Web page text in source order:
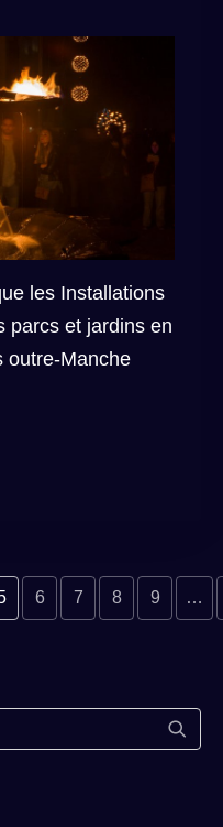
les Installations
parcs et jardins en
outre-Manche
6 7 8 9 …